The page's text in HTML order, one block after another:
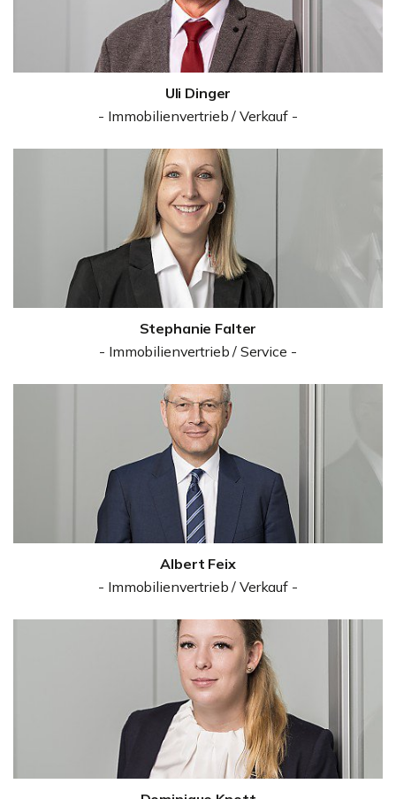
Uli Dinger
- Immobilienvertrieb / Verkauf -
Stephanie Falter
- Immobilienvertrieb / Service -
Albert Feix
- Immobilienvertrieb / Verkauf -